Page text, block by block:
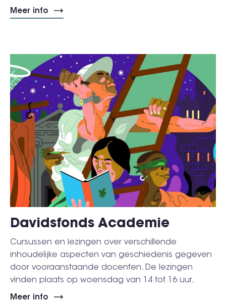
Meer info
Davidsfonds Academie
Cursussen en lezingen over verschillende
inhoudelijke aspecten van geschiedenis gegeven
door vooraanstaande docenten. De lezingen
vinden plaats op woensdag van 14 tot 16 uur.
Meer info